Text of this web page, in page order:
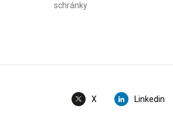
schránky
X Linkedin